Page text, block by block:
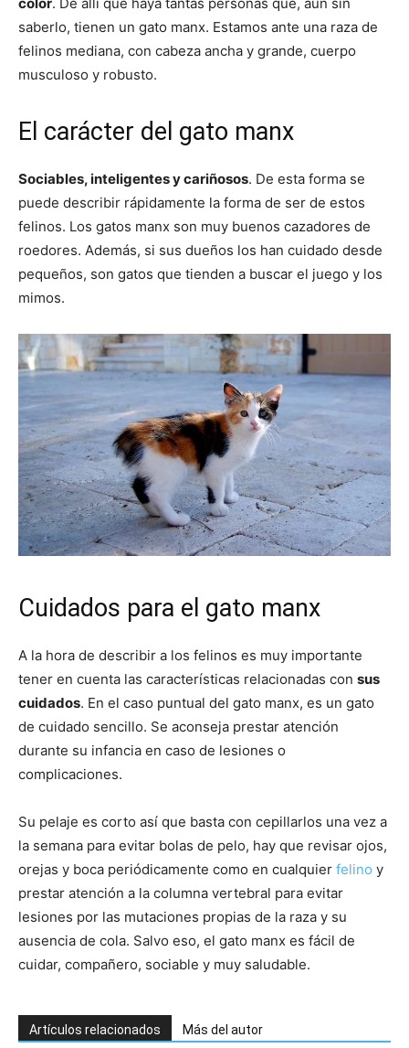
saberlo, tienen un gato manx. Estamos ante una raza de
felinos mediana, con cabeza ancha y grande, cuerpo
musculoso y robusto.
El carácter del gato manx
Sociables, inteligentes y cariñosos. De esta forma se
puede describir rápidamente la forma de ser de estos
felinos. Los gatos manx son muy buenos cazadores de
roedores. Además, si sus dueños los han cuidado desde
pequeños, son gatos que tienden a buscar el juego y los
mimos.
Cuidados para el gato manx
A la hora de describir a los felinos es muy importante
tener en cuenta las características relacionadas con sus
cuidados. En el caso puntual del gato manx, es un gato
de cuidado sencillo. Se aconseja prestar atención
durante su infancia en caso de lesiones o
complicaciones.
Su pelaje es corto así que basta con cepillarlos una vez a
la semana para evitar bolas de pelo, hay que revisar ojos,
orejas y boca periódicamente como en cualquier felino y
prestar atención a la columna vertebral para evitar
lesiones por las mutaciones propias de la raza y su
ausencia de cola. Salvo eso, el gato manx es fácil de
cuidar, compañero, sociable y muy saludable.
Artículos relacionados Más del autor